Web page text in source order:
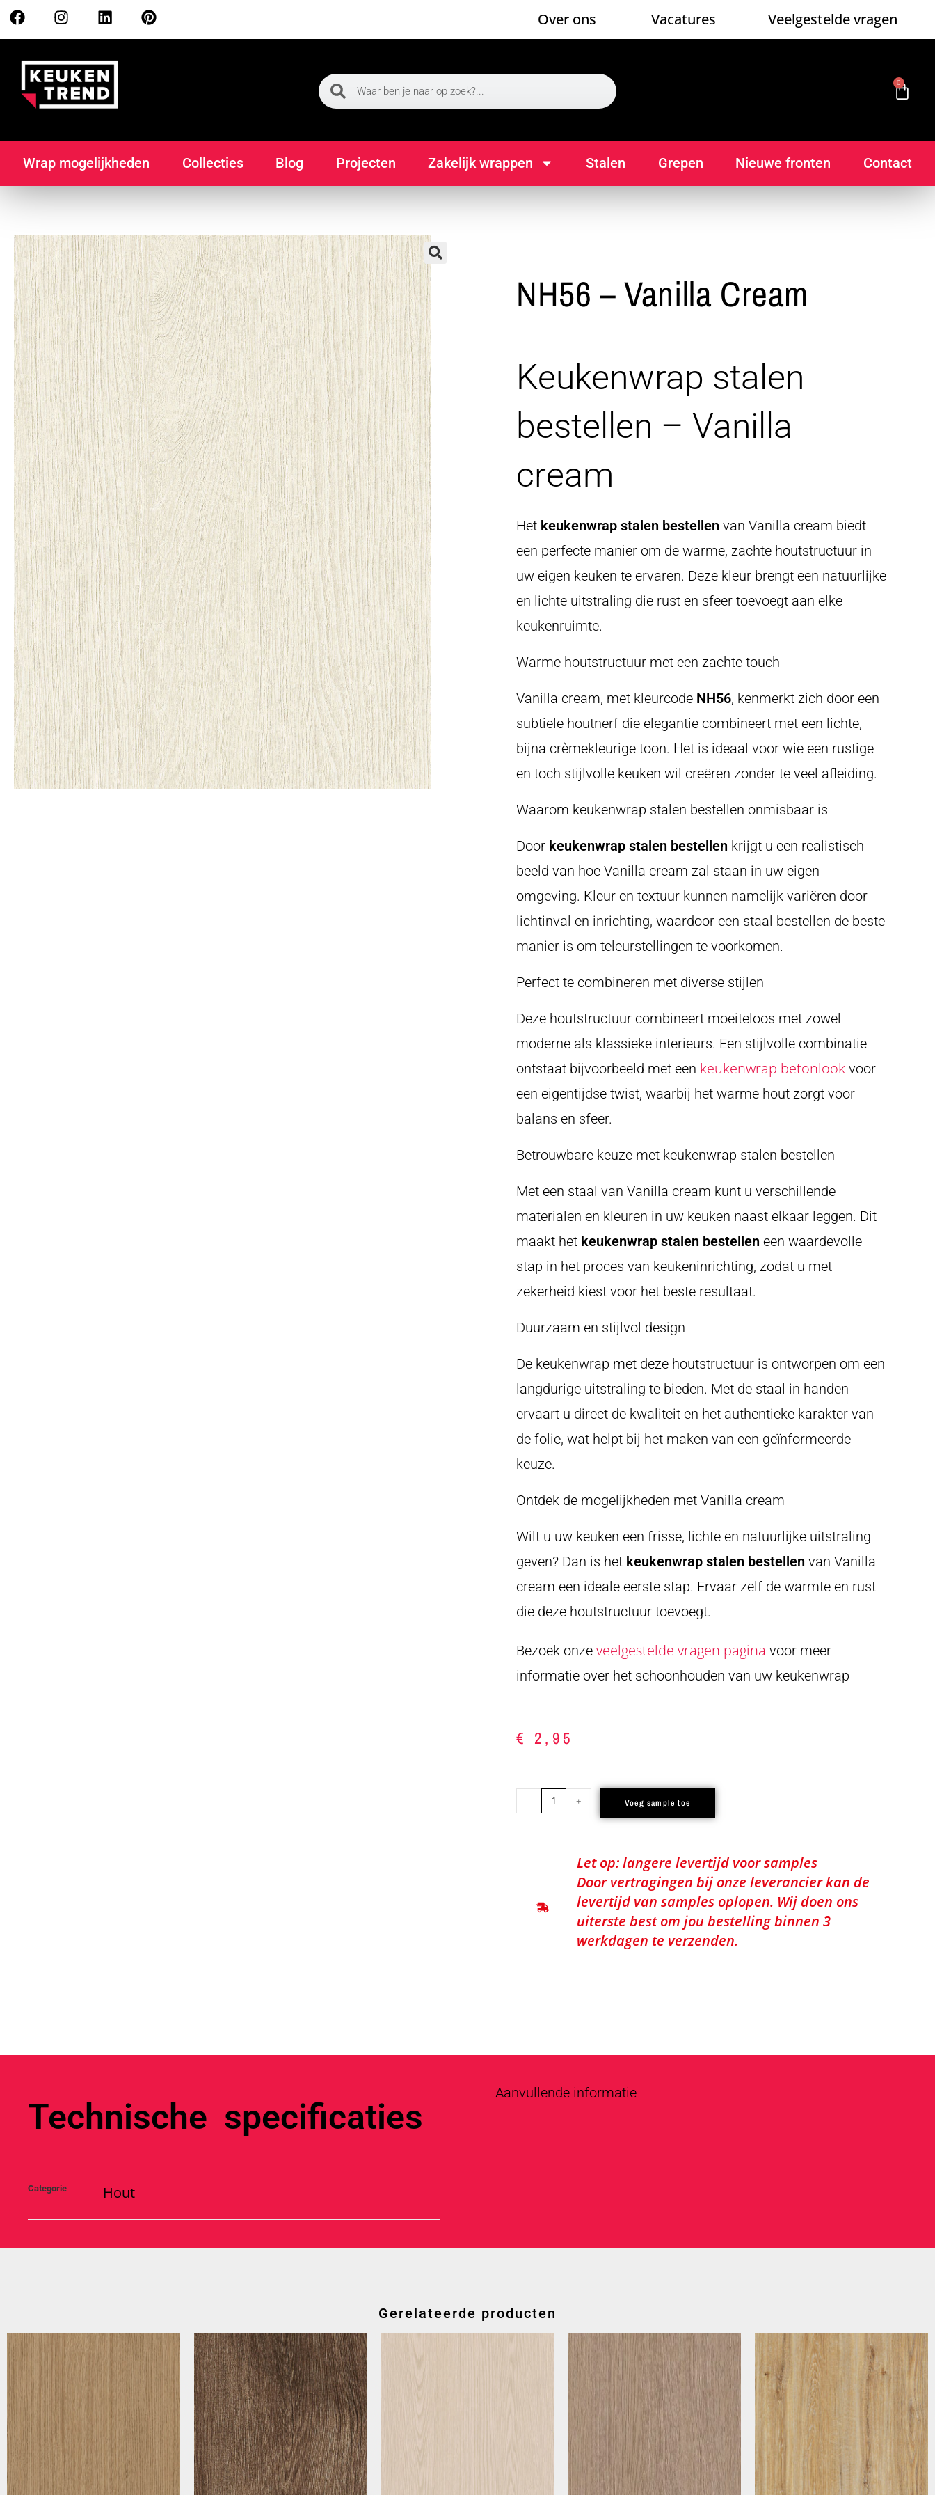
Over ons Vacatures Veelgestelde vragen
0
Wrap mogelijkheden Collecties Blog Projecten Zakelijk wrappen Stalen Grepen Nieuwe fronten Contact
🔍 NH56 – Vanilla Cream
Keukenwrap stalen
bestellen – Vanilla
cream
Het keukenwrap stalen bestellen van Vanilla cream biedt
een perfecte manier om de warme, zachte houtstructuur in
uw eigen keuken te ervaren. Deze kleur brengt een natuurlijke
en lichte uitstraling die rust en sfeer toevoegt aan elke
keukenruimte.
Warme houtstructuur met een zachte touch
Vanilla cream, met kleurcode NH56, kenmerkt zich door een
subtiele houtnerf die elegantie combineert met een lichte,
bijna crèmekleurige toon. Het is ideaal voor wie een rustige
en toch stijlvolle keuken wil creëren zonder te veel afleiding.
Waarom keukenwrap stalen bestellen onmisbaar is
Door keukenwrap stalen bestellen krijgt u een realistisch
beeld van hoe Vanilla cream zal staan in uw eigen
omgeving. Kleur en textuur kunnen namelijk variëren door
lichtinval en inrichting, waardoor een staal bestellen de beste
manier is om teleurstellingen te voorkomen.
Perfect te combineren met diverse stijlen
Deze houtstructuur combineert moeiteloos met zowel
moderne als klassieke interieurs. Een stijlvolle combinatie
ontstaat bijvoorbeeld met een keukenwrap betonlook voor
een eigentijdse twist, waarbij het warme hout zorgt voor
balans en sfeer.
Betrouwbare keuze met keukenwrap stalen bestellen
Met een staal van Vanilla cream kunt u verschillende
materialen en kleuren in uw keuken naast elkaar leggen. Dit
maakt het keukenwrap stalen bestellen een waardevolle
stap in het proces van keukeninrichting, zodat u met
zekerheid kiest voor het beste resultaat.
Duurzaam en stijlvol design
De keukenwrap met deze houtstructuur is ontworpen om een
langdurige uitstraling te bieden. Met de staal in handen
ervaart u direct de kwaliteit en het authentieke karakter van
de folie, wat helpt bij het maken van een geïnformeerde
keuze.
Ontdek de mogelijkheden met Vanilla cream
Wilt u uw keuken een frisse, lichte en natuurlijke uitstraling
geven? Dan is het keukenwrap stalen bestellen van Vanilla
cream een ideale eerste stap. Ervaar zelf de warmte en rust
die deze houtstructuur toevoegt.
Bezoek onze veelgestelde vragen pagina voor meer
informatie over het schoonhouden van uw keukenwrap
€ 2,95
- + Voeg sample toe
Let op: langere levertijd voor samples
Door vertragingen bij onze leverancier kan de
levertijd van samples oplopen. Wij doen ons
uiterste best om jou bestelling binnen 3
werkdagen te verzenden.
Technische specificaties
Categorie Hout
Aanvullende informatie
Gerelateerde producten